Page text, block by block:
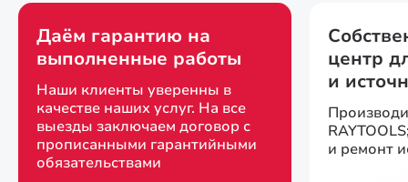
Даём гарантию на
выполненные работы
Наши клиенты уверенны в
качестве наших услуг. На все
выезды заключаем договор с
прописанными гарантийными
обязательствами
центр
и
и ремонт